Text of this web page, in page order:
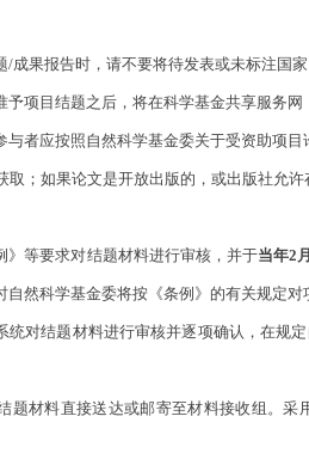
果报告时，请不要将待发表或未标注国家
目结题之后，将在科学基金共享服务网
应按照自然科学基金委关于受资助项目
取；如果论文是开放出版的，或出版社允
等要求对结题材料进行审核，并于当年2
自然科学基金委将按《条例》的有关规定
对结题材料进行审核并逐项确认，在规定
材料直接送达或邮寄至材料接收组。采